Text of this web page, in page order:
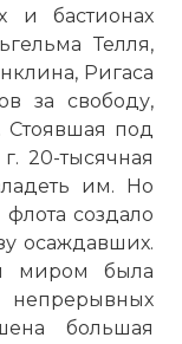
и бастионах
Телля,
Ригаса
за свободу,
Стоявшая под
20-тысячная
им. Но
создало
осаждавших.
миром была
большая